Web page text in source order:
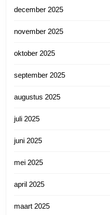
december 2025
november 2025
oktober 2025
september 2025
augustus 2025
juli 2025
juni 2025
mei 2025
april 2025
maart 2025